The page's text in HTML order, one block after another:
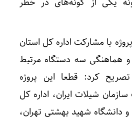
با مشارکت اداره کل استان
هماهنگی سه دستگاه مرتبط
کرد: قطعا این پروژه
شیلات ایران، اداره کل
دانشگاه شهید بهشتی تهران،